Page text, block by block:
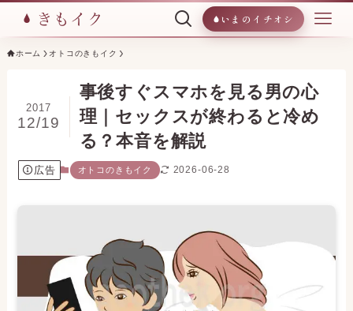
いまのイチオシ
ホーム オトコのきもイク
事後すぐスマホを見る男の心
理｜セックスが終わると冷め
る？本音を解説
2017
12/19
広告 オトコのきもイク 2026-06-28